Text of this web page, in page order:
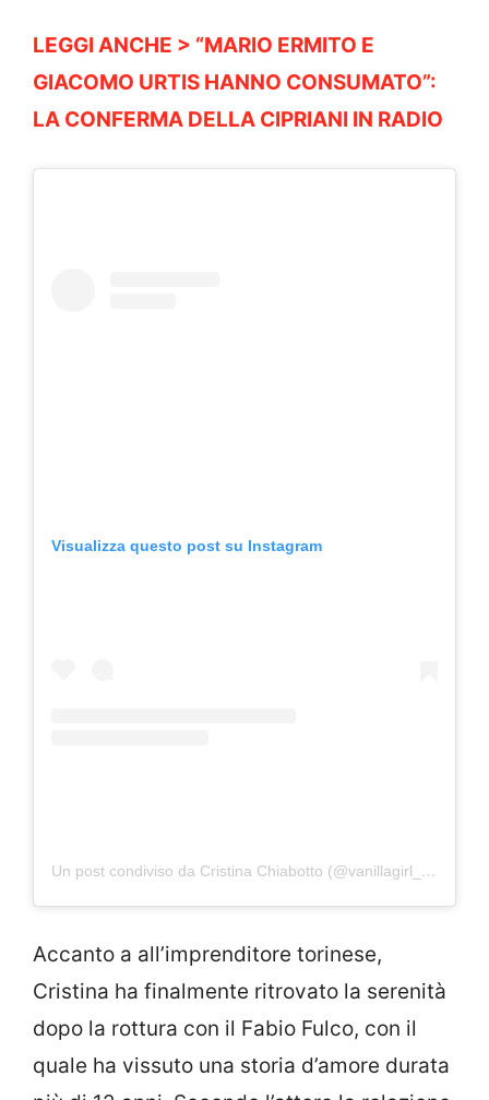
LEGGI ANCHE > “MARIO ERMITO E
GIACOMO URTIS HANNO CONSUMATO”:
LA CONFERMA DELLA CIPRIANI IN RADIO
Visualizza questo post su Instagram
Un post condiviso da Cristina Chiabotto (@vanillagirl_86)
Accanto a all’imprenditore torinese,
Cristina ha finalmente ritrovato la serenità
dopo la rottura con il Fabio Fulco, con il
quale ha vissuto una storia d’amore durata